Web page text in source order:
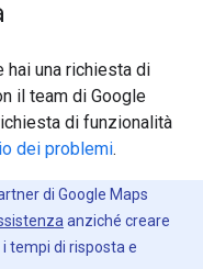
hai una richiesta di
il team di Google
di funzionalità
dei problemi.
di Google Maps
anziché creare
tempi di risposta e